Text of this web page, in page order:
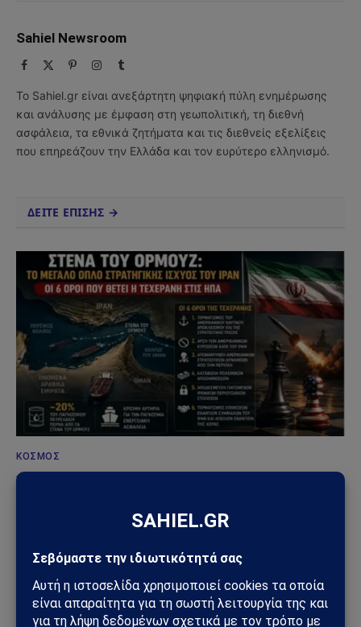
Sahiel Newsroom
Facebook PinterestInstagram
Tumblr
Το Sahiel.gr είναι ανεξάρτητη ψηφιακή πύλη ενημέρωσης
και ανάλυσης με έμφαση στη γεωπολιτική, τη διεθνή
ασφάλεια, τα εθνικά ζητήματα και τις διεθνείς εξελίξεις
που επηρεάζουν την Ελλάδα και τον ευρύτερο ελληνισμό.
ΔΕΙΤΕ ΕΠΙΣΗΣ →
ΚΌΣΜΟΣ
Στενά του Ορμούζ: Το μεγάλο όπλο στρατηγικής